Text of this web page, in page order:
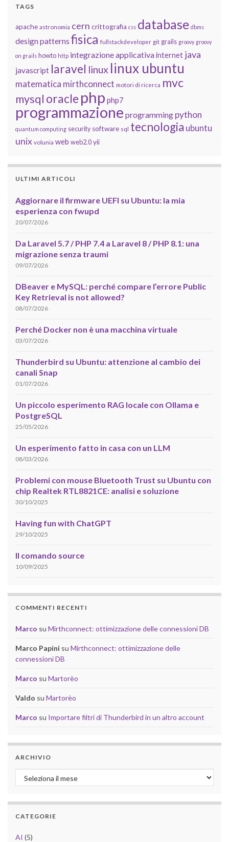
TAGS
apache astronomia cern crittografia css database dbms
design patterns fisica fullstackdeveloper git grails groovy groovy
on grails howto http integrazione applicativainternet java
javascript laravel linux linux ubuntu
matematica mirthconnect motori di ricerca mvc
mysql oracle php php7
programmazione programming python
quantum computing security software sql tecnologia ubuntu
unix volunia web web2.0 yii
ULTIMI ARTICOLI
Aggiornare il firmware UEFI su Ubuntu: la mia
esperienza con fwupd
20/07/2026
Da Laravel 5.7 / PHP 7.4 a Laravel 8 / PHP 8.1: una
migrazione senza traumi
09/07/2026
DBeaver e MySQL: perché compare l’errore Public
Key Retrieval is not allowed?
08/07/2026
Perché Docker non è una macchina virtuale
03/07/2026
Thunderbird su Ubuntu: attenzione al cambio dei
canali Snap
01/07/2026
Un piccolo esperimento RAG locale con Ollama e
PostgreSQL
25/05/2026
Un esperimento fatto in casa con un LLM
08/03/2026
Problemi con mouse Bluetooth Trust su Ubuntu con
chip Realtek RTL8821CE: analisi e soluzione
30/10/2025
Having fun with ChatGPT
29/10/2025
Il comando source
10/09/2025
COMMENTI RECENTI
Marco su Mirthconnect: ottimizzazione delle connessioni DB
Marco Papini su Mirthconnect: ottimizzazione delle
connessioni DB
Marco su Martorèo
Valdo su Martorèo
Marco su Importare filtri di Thunderbird in un altro account
ARCHIVIO
Archivio
CATEGORIE
AI (5)